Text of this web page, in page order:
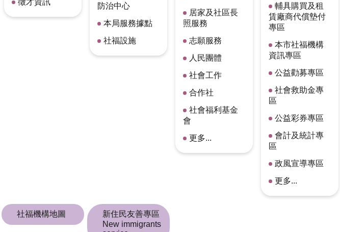
徵才資訊
防治中心
本局服務據點
社福設施
居家及社區長
照服務
志願服務
人民團體
社會工作
合作社
社會福利基金
會
更多...
輔具購買及租
賃廠商代償墊付
專區
本市社福機構
資訊專區
公益勸募專區
社會救助金專
區
公益彩券專區
會計及統計專
區
政風宣導專區
更多...
社福機構地圖
新住民友善專區
New immigrants